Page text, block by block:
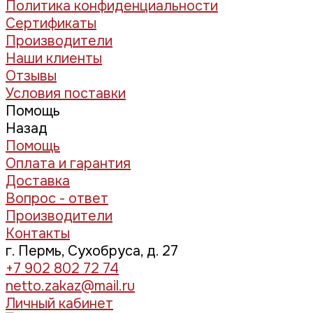
Политика конфиденциальности
Сертификаты
Производители
Наши клиенты
Отзывы
Условия поставки
Помощь
Назад
Помощь
Оплата и гарантия
Доставка
Вопрос - ответ
Производители
Контакты
г. Пермь, Сухобруса, д. 27
+7 902 802 72 74
netto.zakaz@mail.ru
Личный кабинет